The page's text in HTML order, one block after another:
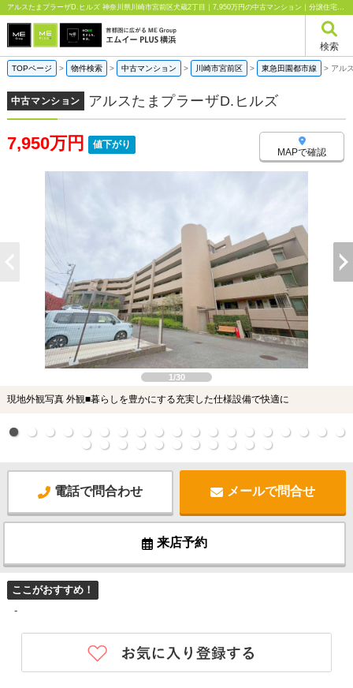
アルスたまプラーザD.ヒルズ 神奈川県川崎市宮前区犬蔵2丁目｜7,950万円の中古マンション｜分譲住宅や新築物件｜エムイーPLUS横浜
検索
TOPページ > 物件検索 > 中古マンション > 川崎市宮前区 > 東急田園都市線 > アル
中古マンション アルスたまプラーザD.ヒルズ
7,950万円 値下がり
MAPで確認
1/30
現地外観写真 外観■暮らしを豊かにする充実した仕様設備で快適に
電話で問合わせ メールで問合せ
来店予約
ここがおすすめ！
-